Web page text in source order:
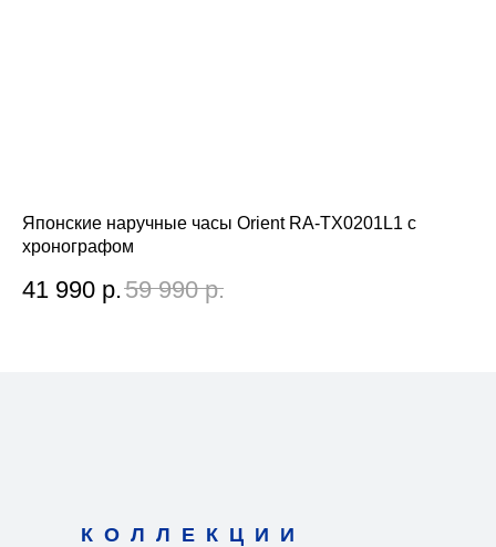
Японские наручные часы Orient RA-TX0201L1 с
хронографом
41 990 р.59 990 р.
КОЛЛЕКЦИИ